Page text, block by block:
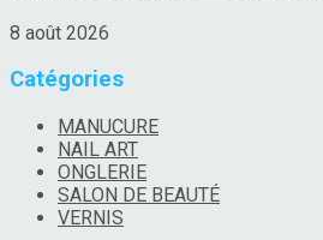
8 août 2026
Catégories
MANUCURE
NAIL ART
ONGLERIE
SALON DE BEAUTÉ
VERNIS